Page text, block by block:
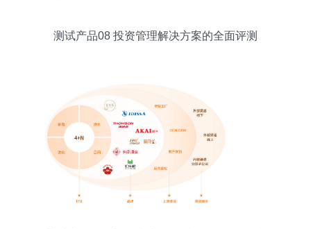
测试产品08 投资管理解决方案的全面评测